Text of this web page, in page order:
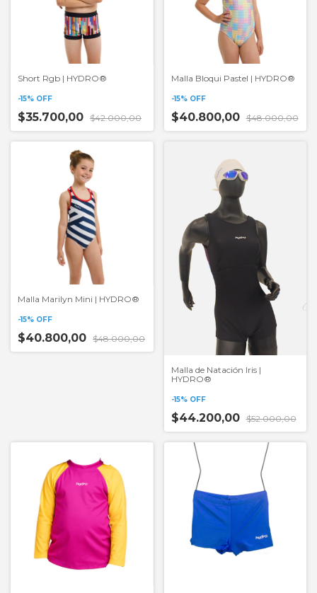
Short Rgb | HYDRO®
-15% OFF
$35.700,00 $42.000,00
Malla Bloqui Pastel | HYDRO®
-15% OFF
$40.800,00 $48.000,00
Malla Marilyn Mini | HYDRO®
-15% OFF
$40.800,00 $48.000,00
Malla de Natación Iris |
HYDRO®
-15% OFF
$44.200,00 $52.000,00